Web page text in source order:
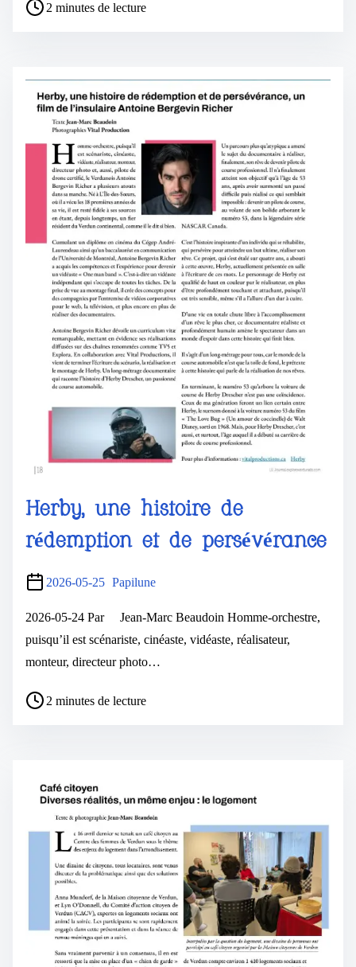
2 minutes de lecture
Herby, une histoire de
rédemption et de persévérance
2026-05-25 Papilune
2026-05-24 Par Jean-Marc Beaudoin Homme-orchestre,
puisqu’il est scénariste, cinéaste, vidéaste, réalisateur,
monteur, directeur photo…
2 minutes de lecture